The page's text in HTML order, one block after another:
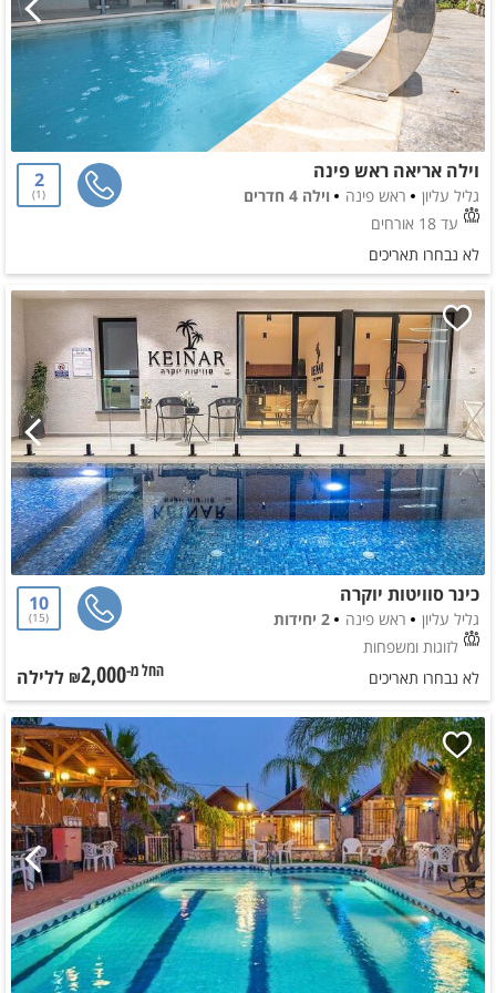
וילה אריאה ראש פינה
גליל עליון ראש פינה
וילה 4 חדרים
עד 18 אורחים
2
1
לא נבחרו תאריכים
כינר סוויטות יוקרה
גליל עליון ראש פינה
2 יחידות
לזוגות ומשפחות
10
15
לא נבחרו תאריכים החל מ-₪2,000 ללילה